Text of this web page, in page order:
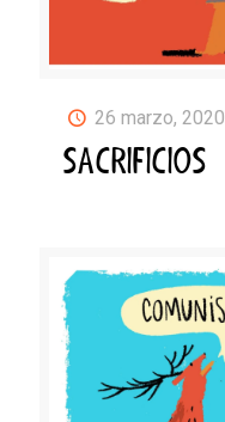
26 marzo, 2020
SACRIFICIOS